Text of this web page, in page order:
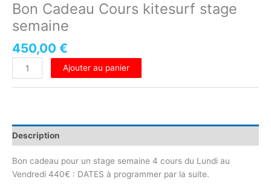
Bon Cadeau Cours kitesurf stage
semaine
450,00 €
Ajouter au panier
Description
Bon cadeau pour un stage semaine 4 cours du Lundi au
Vendredi 440€ : DATES à programmer par la suite.